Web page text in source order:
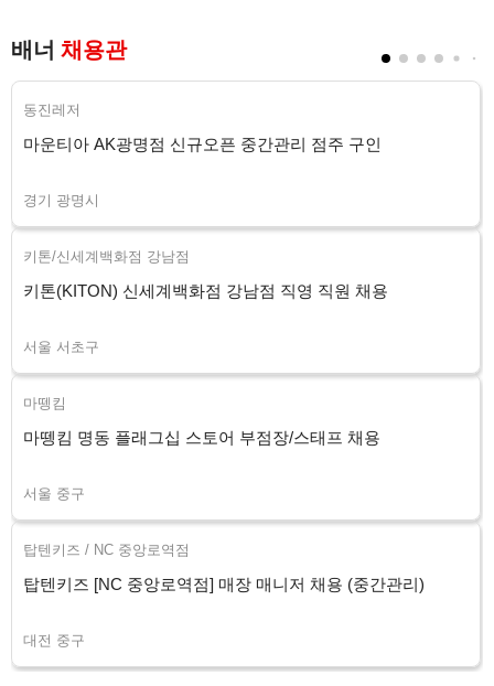
배너 채용관
동진레저
마운티아 AK광명점 신규오픈 중간관리 점주 구인
경기 광명시
키톤/신세계백화점 강남점
키톤(KITON) 신세계백화점 강남점 직영 직원 채용
서울 서초구
마뗑킴
마뗑킴 명동 플래그십 스토어 부점장/스태프 채용
서울 중구
탑텐키즈 / NC 중앙로역점
탑텐키즈 [NC 중앙로역점] 매장 매니저 채용 (중간관리)
대전 중구